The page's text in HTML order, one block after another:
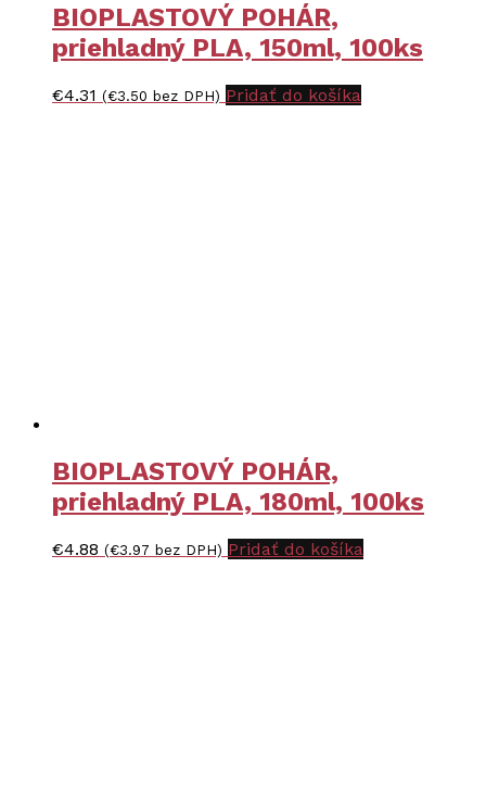
BIOPLASTOVÝ POHÁR,
priehladný PLA, 150ml, 100ks
€4.31 (€3.50 bez DPH) Pridať do košíka
BIOPLASTOVÝ POHÁR,
priehladný PLA, 180ml, 100ks
€4.88 (€3.97 bez DPH) Pridať do košíka